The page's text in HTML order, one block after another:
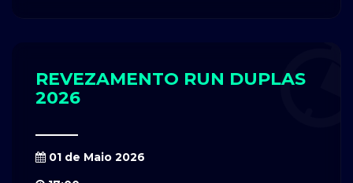
REVEZAMENTO RUN DUPLAS
2026
01 de Maio 2026